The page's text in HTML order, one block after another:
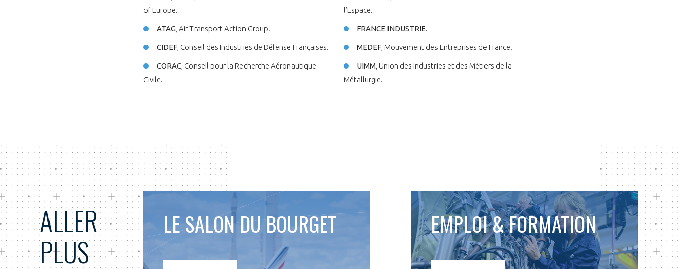
of Europe.
ATAG , Air Transport Action Group.
CIDEF , Conseil des Industries de Défense Françaises.
CORAC , Conseil pour la Recherche Aéronautique
Civile.
l’Espace.
FRANCE INDUSTRIE.
MEDEF, Mouvement des Entreprises de France.
UIMM , Union des Industries et des Métiers de la
Métallurgie.
ALLER
PLUS
LE SALON DU BOURGET EMPLOI & FORMATION